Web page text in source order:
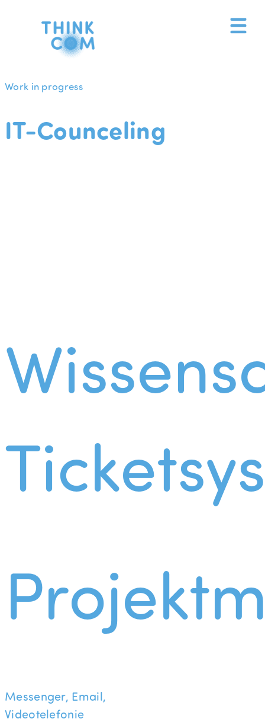
Work in progress
IT-Counceling
Messenger, Email,
Videotelefonie